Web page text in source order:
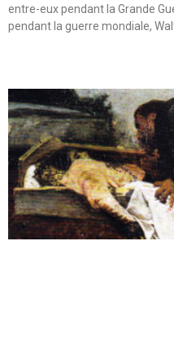
entre-eux pendant la Grande
pendant la guerre mondiale,